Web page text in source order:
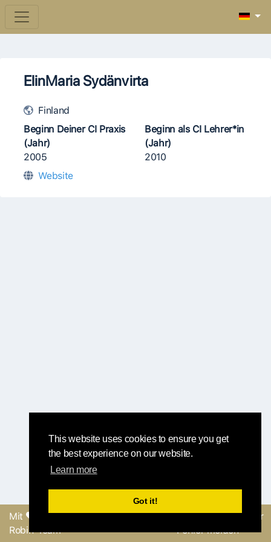
This website uses cookies to ensure you get
the best experience on our website.
Learn more
Got it!
ElinMaria Sydänvirta
Finland
Beginn Deiner CI Praxis
(Jahr)
2005
Beginn als CI Lehrer*in
(Jahr)
2010
Website
Mit
erstellt vom Round-
Robin-Team
Feedback senden oder
Fehler melden